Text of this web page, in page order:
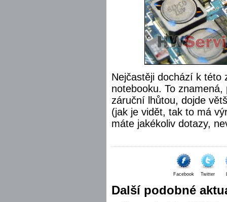
Nejčastěji dochází k této
notebooku. To
záruční lhůtou, dojde
(jak je vidět, tak to má
máte jakékoliv dotazy,
Facebook Twitter
Další podobné